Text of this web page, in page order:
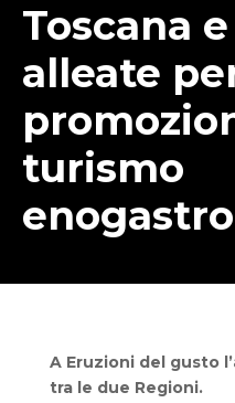
Toscana
alleate
turismo
A Eruzioni del gusto
tra le due Regioni.